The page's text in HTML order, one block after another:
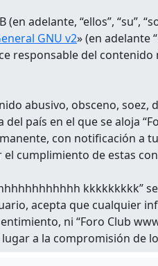
adelante, “ellos”, “su”,
GNU v2» (en adelante
responsable del
abusivo, obsceno,
del país en el que se aloja
con notificación a
cumplimiento de estas
kkkkkkkkk”
acepta que cualquier
ni “Foro Club
a la compromisión de